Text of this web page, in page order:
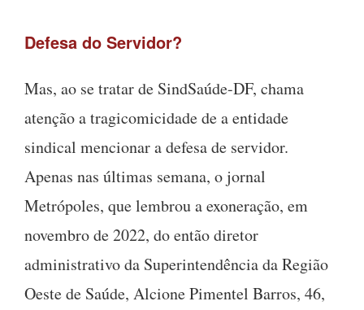
Defesa do Servidor?
Mas, ao se tratar de SindSaúde-DF, chama
atenção a tragicomicidade de a entidade
sindical mencionar a defesa de servidor.
Apenas nas últimas semana, o jornal
Metrópoles, que lembrou a exoneração, em
novembro de 2022, do então diretor
administrativo da Superintendência da Região
Oeste de Saúde, Alcione Pimentel Barros, 46,